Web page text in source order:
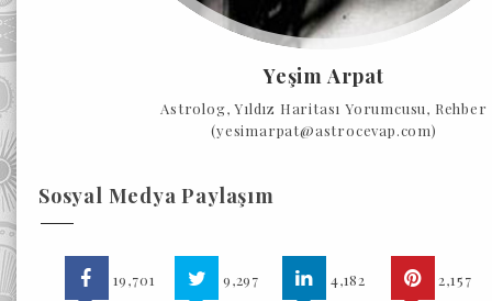
Yeşim Arpat
Astrolog, Yıldız Haritası Yorumcusu, Rehber
(yesimarpat@astrocevap.com)
Sosyal Medya Paylaşım
19,701 9,297 4,182 2,157